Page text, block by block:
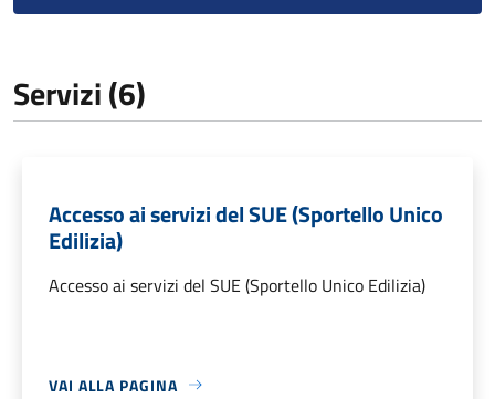
Servizi (6)
Accesso ai servizi del SUE (Sportello Unico
Edilizia)
Accesso ai servizi del SUE (Sportello Unico Edilizia)
VAI ALLA PAGINA